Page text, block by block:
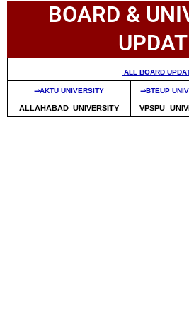
BOARD &
ALL BOARD
⇒AKTU UNIVERSITY ⇒BTEUP
ALLAHABAD UNIVERSITY VPSPU